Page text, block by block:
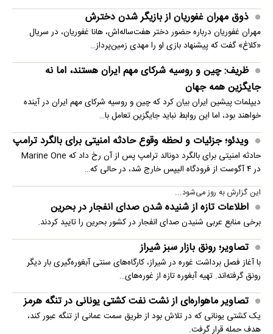
ذوق مهران غفوریان از بازیگر شدن دخترش
مهران غفوریان درباره حضور دختر هفت‌ساله‌اش، هانا غفوریان، در سریال
«کلاغ» گفت که پیشنهاد بازی او را مهدی زمین‌پرداز…
ظریف: چین و روسیه شرکای مهم ایران هستند، اما نه
جایگزین همه جهان
دیپلمات پیشین ایران بیان کرد که چین و روسیه شرکای مهم ایران در آینده
خواهند بود، اما این روابط نباید جایگزین تعامل با…
ویدئو؛ جزئیات و لحظه وقوع حادثه امنیتی برای بالگرد ترامپ
حادثه امنیتی برای بالگرد دونالد ترامپ پس از آن رخ داد که Marine One
در ۴ آگوست از فرودگاه الیپس خارج شد، در حالی که…
این گزارش به روز می‌شود...
اطلاعات تازه از شنیده شدن صدای انفجار در بحرین
برخی منابع عربی شنیدن صدای انفجار در کشور بحرین را تایید کردند.
تصاویر؛ رونق بازار سبز شیراز
با آغاز فصل برداشت غوره در شیراز، کارگاه‌های سنتی آبغوره‌گیری بار دیگر
رونق گرفته‌اند. تهیه آبغوره تازه از غوره‌های…
تصاویر ماهواره‌ای از نشت نفت کشتی یونانی در تنگه هرمز
یک کشتی یونانی که در تلاش بود از طریق سمت عمانی از تنگه عبور کند،
هدف حمله قرار گرفت.